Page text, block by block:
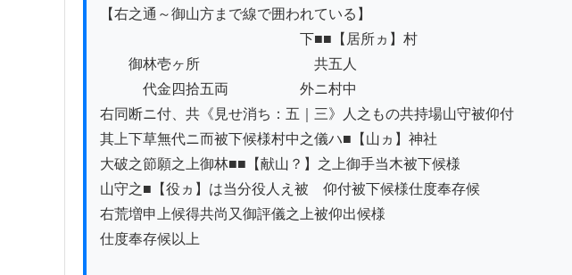
【右之通～御山方まで線で囲われている】
下■■【居所ヵ】村
御林壱ヶ所　　　　　　　　共五人
代金四拾五両　　　　　外ニ村中
右同断ニ付、共《見せ消ち：五｜三》人之もの共持場山守被仰付
其上下草無代ニ而被下候様村中之儀ハ■【山ヵ】神社
大破之節願之上御林■■【献山？】之上御手当木被下候様
山守之■【役ヵ】は当分役人え被　仰付被下候様仕度奉存候
右荒増申上候得共尚又御評儀之上被仰出候様
仕度奉存候以上